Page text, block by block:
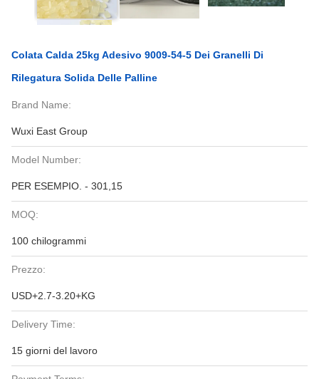
Colata Calda 25kg Adesivo 9009-54-5 Dei Granelli Di
Rilegatura Solida Delle Palline
Brand Name:
Wuxi East Group
Model Number:
PER ESEMPIO. - 301,15
MOQ:
100 chilogrammi
Prezzo:
USD+2.7-3.20+KG
Delivery Time:
15 giorni del lavoro